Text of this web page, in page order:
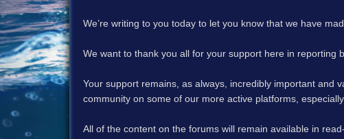
We’re writing to you today to let you know that we have
We want to thank you all for your support here in reporting
Your support remains, as always, incredibly important and
community on some of our more active platforms, especially
All of the content on the forums will remain available in